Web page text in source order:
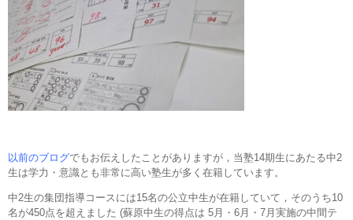
以前のブログでもお伝えしたことがありますが，当塾14期生にあたる中2
生は学力・意識とも非常に高い塾生が多く在籍しています。
中2生の集団指導コースには15名の公立中生が在籍していて，そのうち10
名が450点を超えました (蘇原中生の得点は 5月・6月・7月実施の中間テ